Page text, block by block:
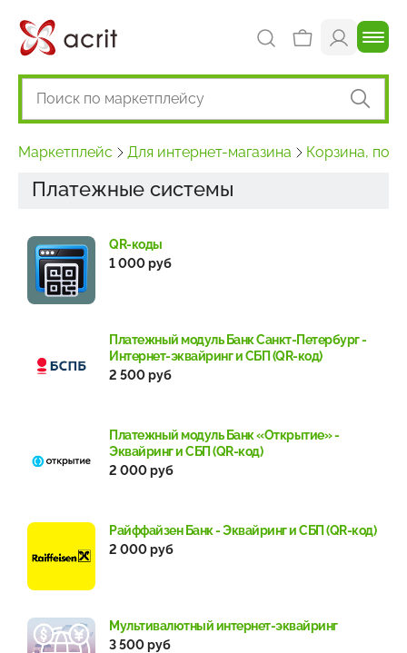
Маркетплейс Для интернет-магазина Корзина,
Платежные системы
QR-коды
1 000 руб
Платежный модуль Банк Санкт-Петербург -
Интернет-эквайринг и СБП (QR-код)
2 500 руб
Платежный модуль Банк «Открытие» -
Эквайринг и СБП (QR-код)
2 000 руб
Райффайзен Банк - Эквайринг и СБП (QR-код)
2 000 руб
Мультивалютный интернет-эквайринг
3 500 руб